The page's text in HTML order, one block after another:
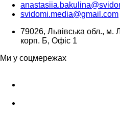
svidomi.media@gmail.com
79026, Львівська обл., м.
корп. Б, Офіс 1
Ми у соцмережах